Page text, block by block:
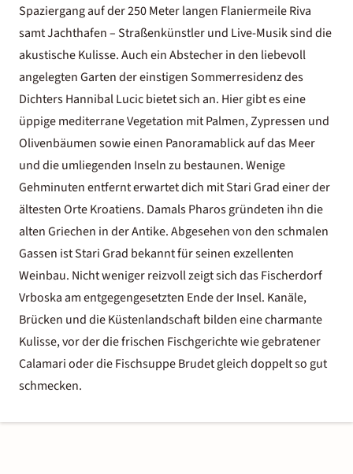
Spaziergang auf der 250 Meter langen Flaniermeile Riva
samt Jachthafen – Straßenkünstler und Live-Musik sind die
akustische Kulisse. Auch ein Abstecher in den liebevoll
angelegten Garten der einstigen Sommerresidenz des
Dichters Hannibal Lucic bietet sich an. Hier gibt es eine
üppige mediterrane Vegetation mit Palmen, Zypressen und
Olivenbäumen sowie einen Panoramablick auf das Meer
und die umliegenden Inseln zu bestaunen. Wenige
Gehminuten entfernt erwartet dich mit Stari Grad einer der
ältesten Orte Kroatiens. Damals Pharos gründeten ihn die
alten Griechen in der Antike. Abgesehen von den schmalen
Gassen ist Stari Grad bekannt für seinen exzellenten
Weinbau. Nicht weniger reizvoll zeigt sich das Fischerdorf
Vrboska am entgegengesetzten Ende der Insel. Kanäle,
Brücken und die Küstenlandschaft bilden eine charmante
Kulisse, vor der die frischen Fischgerichte wie gebratener
Calamari oder die Fischsuppe Brudet gleich doppelt so gut
schmecken.